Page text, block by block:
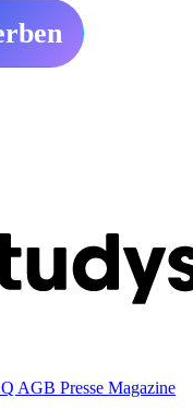
AGB Presse Magazine